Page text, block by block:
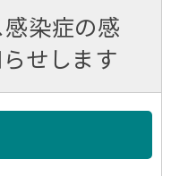
染症の感
せします